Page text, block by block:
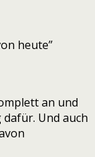
heute”
an und
Und auch